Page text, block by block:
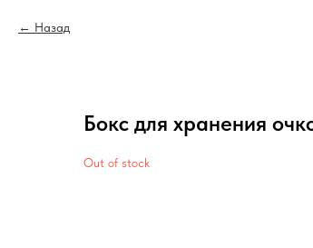
Назад
Бокс для хранения
Out of stock